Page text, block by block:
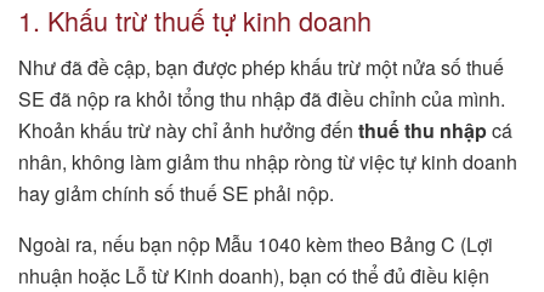
1. Khấu trừ thuế tự kinh doanh
Như đã đề cập, bạn được phép khấu trừ một nửa số thuế
SE đã nộp ra khỏi tổng thu nhập đã điều chỉnh của mình.
Khoản khấu trừ này chỉ ảnh hưởng đến thuế thu nhậpcá
nhân, không làm giảm thu nhập ròng từ việc tự kinh doanh
hay giảm chính số thuế SE phải nộp.
Ngoài ra, nếu bạn nộp Mẫu 1040 kèm theo Bảng C (Lợi
nhuận hoặc Lỗ từ Kinh doanh), bạn có thể đủ điều kiện